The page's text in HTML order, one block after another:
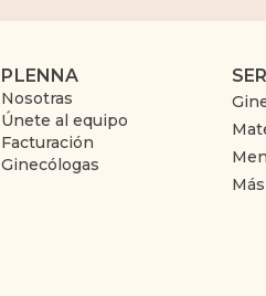
PLENNA
Nosotras
Únete al equipo
Facturación
Ginecólogas